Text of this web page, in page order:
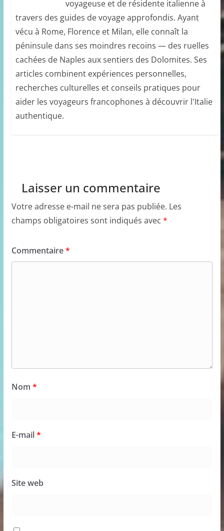
voyageuse et de résidente italienne à
travers des guides de voyage approfondis. Ayant
vécu à Rome, Florence et Milan, elle connaît la
péninsule dans ses moindres recoins — des ruelles
cachées de Naples aux sentiers des Dolomites. Ses
articles combinent expériences personnelles,
recherches culturelles et conseils pratiques pour
aider les voyageurs francophones à découvrir l'Italie
authentique.
Laisser un commentaire
Votre adresse e-mail ne sera pas publiée. Les
champs obligatoires sont indiqués avec *
Commentaire*
Nom *
E-mail*
Site web